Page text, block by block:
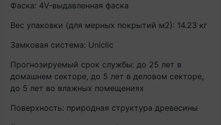
Фаска: 4V-выдавленная фаска
Вес упаковки (для мерных покрытий м2): 14.23 кг
Замковая система: Uniclic
Прогнозируемый срок службы: до 25 лет в
домашнем секторе, до 5 лет в деловом секторе,
до 5 лет во влажных помещениях
Поверхность: природная структура древесины